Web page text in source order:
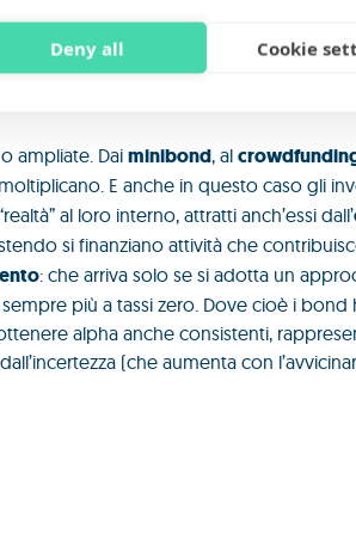
reale e il fattore
ampliate. Dai minibond, al
E anche in questo caso gli
al loro interno, attratti anch’essi dall’
si finanziano attività che
: che arriva solo se si adotta un
più a tassi zero. Dove cioè i
alpha anche consistenti,
(che aumenta con
Deny all Cookie